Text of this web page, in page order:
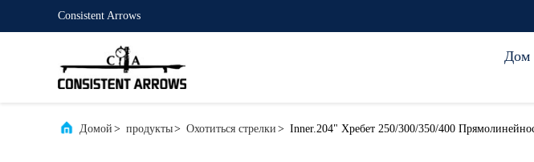
Consistent Arrows
Дом
Домой > продукты> Охотиться стрелки > Inner.204" Хребет 250/300/350/400